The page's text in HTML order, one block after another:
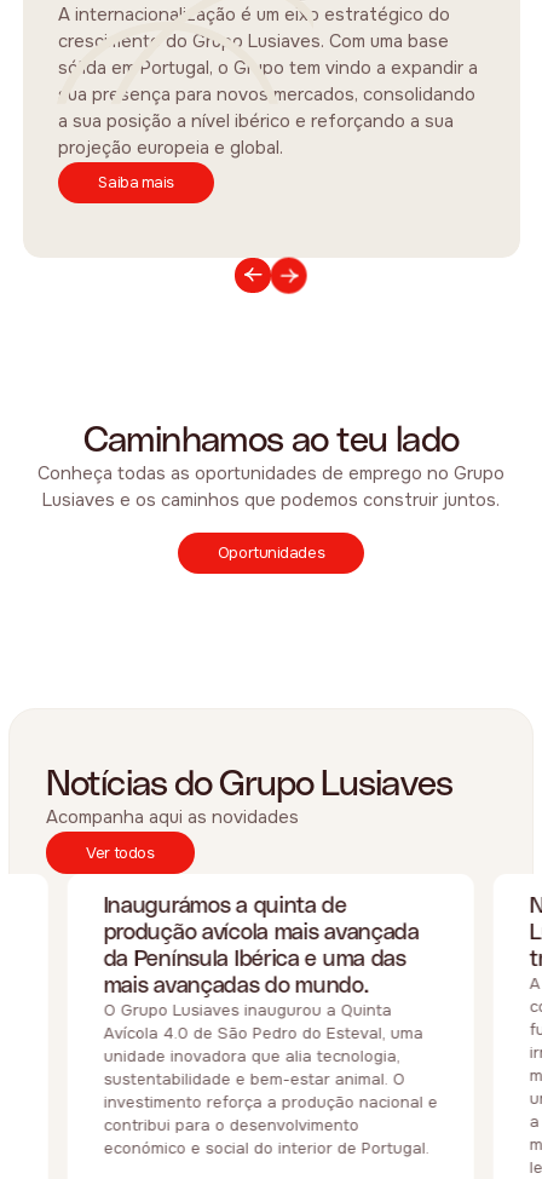
A internacionalização é um eixo estratégico do
crescimento do Grupo Lusiaves. Com uma base
sólida em Portugal, o Grupo tem vindo a expandir a
sua presença para novos mercados, consolidando
a sua posição a nível ibérico e reforçando a sua
projeção europeia e global.
Saiba mais
Caminhamos ao teu lado
Conheça todas as oportunidades de emprego no Grupo
Lusiaves e os caminhos que podemos construir juntos.
Oportunidades
Notícias do Grupo Lusiaves
Acompanha aqui as novidades
Ver todos
Inaugurámos a quinta de
produção avícola mais avançada
da Península Ibérica e uma das
mais avançadas do mundo.
O Grupo Lusiaves inaugurou a Quinta
Avícola 4.0 de São Pedro do Esteval, uma
unidade inovadora que alia tecnologia,
sustentabilidade e bem-estar animal. O
investimento reforça a produção nacional e
contribui para o desenvolvimento
económico e social do interior de Portugal.